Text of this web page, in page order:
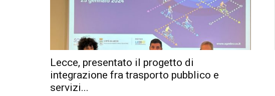
Lecce, presentato il progetto di
integrazione fra trasporto pubblico e
servizi...